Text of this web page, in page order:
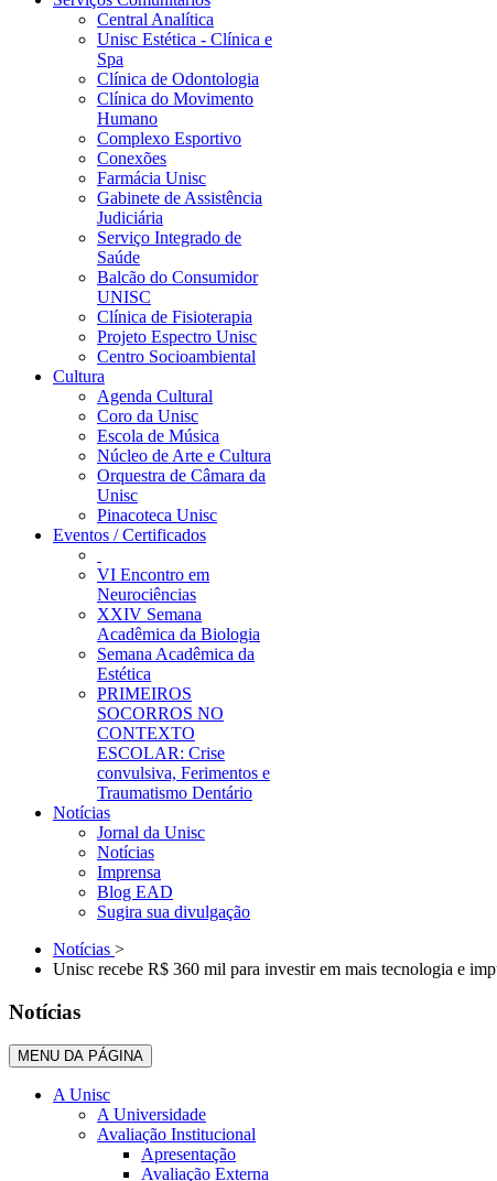
Central Analítica
Unisc Estética - Clínica e
Spa
Clínica de Odontologia
Clínica do Movimento
Humano
Complexo Esportivo
Conexões
Farmácia Unisc
Gabinete de Assistência
Judiciária
Serviço Integrado de
Saúde
Balcão do Consumidor
UNISC
Clínica de Fisioterapia
Projeto Espectro Unisc
Centro Socioambiental
Cultura
Agenda Cultural
Coro da Unisc
Escola de Música
Núcleo de Arte e Cultura
Orquestra de Câmara da
Unisc
Pinacoteca Unisc
Eventos / Certificados
VI Encontro em
Neurociências
XXIV Semana
Acadêmica da Biologia
Semana Acadêmica da
Estética
PRIMEIROS
SOCORROS NO
CONTEXTO
ESCOLAR: Crise
convulsiva, Ferimentos e
Traumatismo Dentário
Notícias
Jornal da Unisc
Notícias
Imprensa
Blog EAD
Sugira sua divulgação
Notícias >
Unisc recebe R$ 360 mil para investir em mais tecnologia e
Notícias
MENU DA PÁGINA
A Unisc
A Universidade
Avaliação Institucional
Apresentação
Avaliação Externa